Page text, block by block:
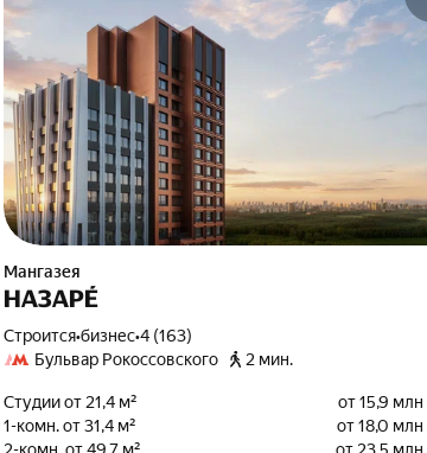
Мангазея
НАЗАРÉ
Строится•бизнес•4 (163)
Бульвар Рокоссовского
2 мин.
Студии от 21,4 м²
от 15,9 млн
1-комн. от 31,4 м²
от 18,0 млн